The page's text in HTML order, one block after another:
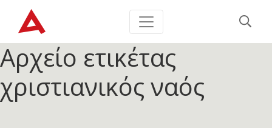
Αρχείο ετικέτας
χριστιανικός ναός